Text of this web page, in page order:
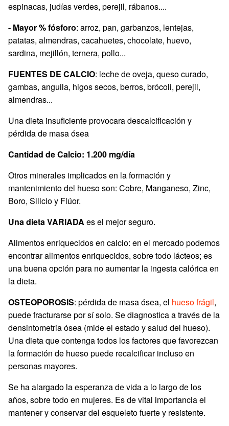
espinacas, judías verdes, perejil, rábanos....
- Mayor % fósforo: arroz, pan, garbanzos, lentejas,
patatas, almendras, cacahuetes, chocolate, huevo,
sardina, mejillón, ternera, pollo...
FUENTES DE CALCIO: leche de oveja, queso curado,
gambas, anguila, higos secos, berros, brócoli, perejil,
almendras...
Una dieta insuficiente provocara descalcificación y
pérdida de masa ósea
Cantidad de Calcio: 1.200 mg/día
Otros minerales implicados en la formación y
mantenimiento del hueso son: Cobre, Manganeso, Zinc,
Boro, Silicio y Flúor.
Una dieta VARIADA es el mejor seguro.
Alimentos enriquecidos en calcio: en el mercado podemos
encontrar alimentos enriquecidos, sobre todo lácteos; es
una buena opción para no aumentar la ingesta calórica en
la dieta.
OSTEOPOROSIS: pérdida de masa ósea, el hueso frágil,
puede fracturarse por sí solo. Se diagnostica a través de la
densintometria ósea (mide el estado y salud del hueso).
Una dieta que contenga todos los factores que favorezcan
la formación de hueso puede recalcificar incluso en
personas mayores.
Se ha alargado la esperanza de vida a lo largo de los
años, sobre todo en mujeres. Es de vital importancia el
mantener y conservar del esqueleto fuerte y resistente.